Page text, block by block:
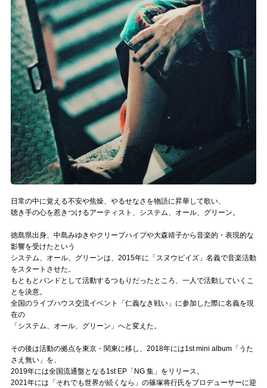
ぶいコミュ！by muevo
ぶいマガ！ by muevo
Follow us
Official SNS
日常の中に覚える不安や焦燥、やるせなさを物語に昇華して歌い、
聴き手の心を惹きつけるアーティスト、システム、オール、グリーン。
徳島県出身、中島みゆきやクリープハイプや大森靖子から音楽的・表現的な
影響を受けたという
システム、オール、グリーンは、2015年に「スヌウピイズ」名義で音楽活動
をスタートさせた。
もともとバンドとして活動するつもりだったところ、一人で活動していくこ
とを決意。
全国のライブハウス交流イベント「仁義なき戦い」に参加した際に名義を現
在の
「システム、オール、グリーン」へと変えた。
その後は活動の拠点を東京・関東に移し、2018年には1st mini album「うた
さえ無い」を、
2019年には全国流通盤となる1st EP「NG 集」をリリース。
2021年には「それでも世界が続くなら」の篠塚将行氏をプロデューサーに迎